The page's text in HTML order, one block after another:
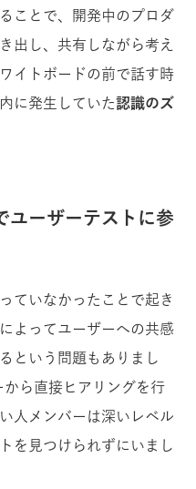
ことで、開発中のプロダ
出し、共有しながら考え
イトボードの前で話す時
に発生していた認識のズ
ーザーテストに参
ていなかったことで起き
よってユーザーへの共感
という問題もありまし
ら直接ヒアリングを行
人メンバーは深いレベル
を見つけられずにいまし